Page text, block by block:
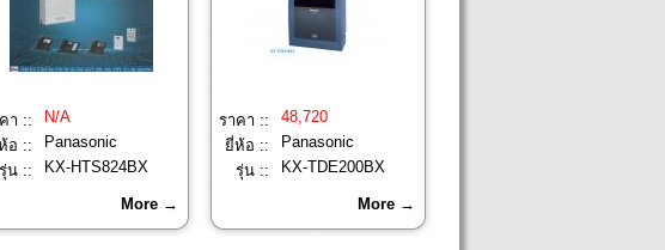
า ::
N/A
อ ::
Panasonic
รุ่น ::
KX-HTS824BX
More →
ราคา ::
48,720
ยี่ห้อ ::
Panasonic
รุ่น ::
KX-TDE200BX
More →